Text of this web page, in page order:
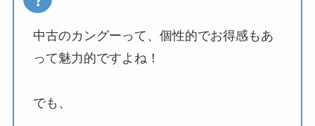
中古のカングーって、個性的でお得感もあ
って魅力的ですよね！
でも、